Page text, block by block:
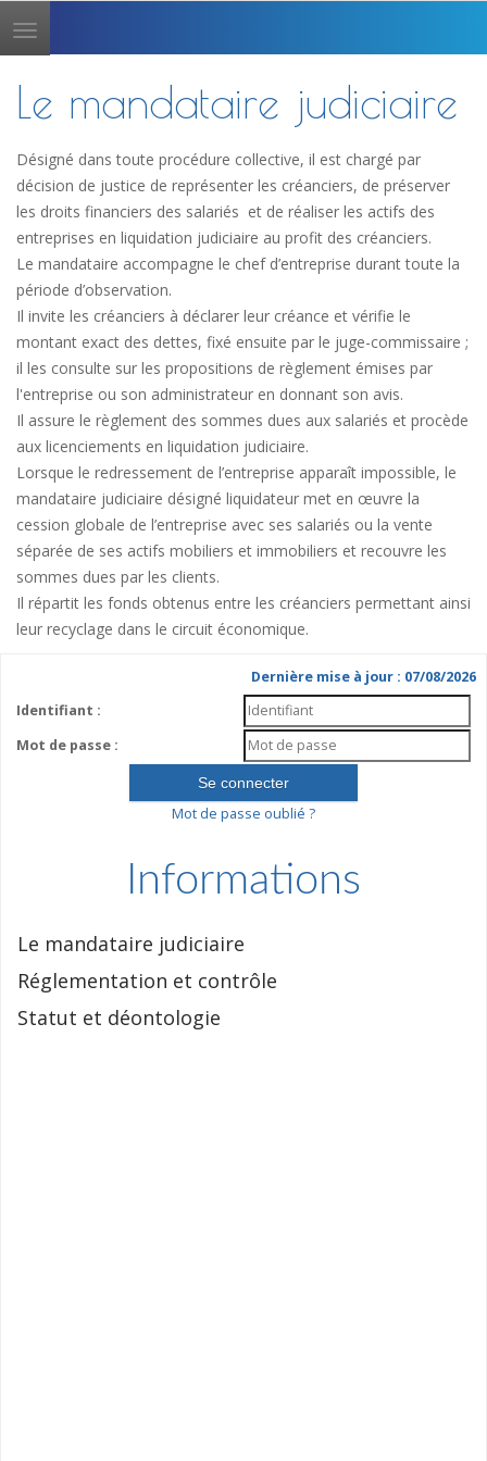
Toggle
navigation
Le mandataire judiciaire
Désigné dans toute procédure collective, il est chargé par
décision de justice de représenter les créanciers, de préserver
les droits financiers des salariés et de réaliser les actifs des
entreprises en liquidation judiciaire au profit des créanciers.
Le mandataire accompagne le chef d’entreprise durant toute la
période d’observation.
Il invite les créanciers à déclarer leur créance et vérifie le
montant exact des dettes, fixé ensuite par le juge-commissaire ;
il les consulte sur les propositions de règlement émises par
l'entreprise ou son administrateur en donnant son avis.
Il assure le règlement des sommes dues aux salariés et procède
aux licenciements en liquidation judiciaire.
Lorsque le redressement de l’entreprise apparaît impossible, le
mandataire judiciaire désigné liquidateur met en œuvre la
cession globale de l’entreprise avec ses salariés ou la vente
séparée de ses actifs mobiliers et immobiliers et recouvre les
sommes dues par les clients.
Il répartit les fonds obtenus entre les créanciers permettant ainsi
leur recyclage dans le circuit économique.
Dernière mise à jour : 07/08/2026
Identifiant :
Mot de passe :
Mot de passe oublié ?
Informations
Le mandataire judiciaire
Réglementation et contrôle
Statut et déontologie